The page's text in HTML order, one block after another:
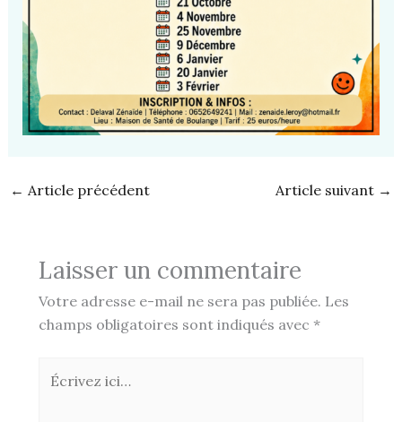
← Article précédent Article suivant →
Laisser un commentaire
Votre adresse e-mail ne sera pas publiée. Les
champs obligatoires sont indiqués avec *
Écrivez
ici…